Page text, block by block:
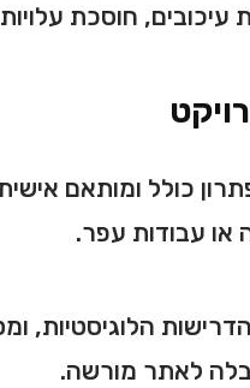
חוסכת
כולל ומותאם
או עבודות עפר.
הלוגיסטיות,
לאתר מורשה.